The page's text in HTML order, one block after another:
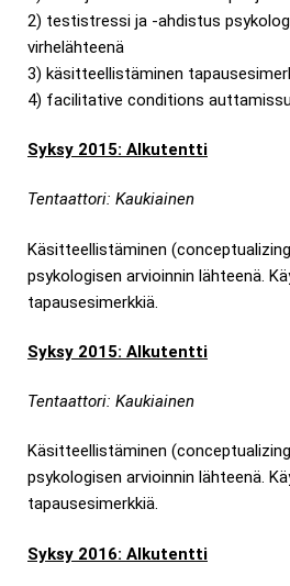
2) testistressi ja -ahdistus
virhelähteenä
3) käsitteellistäminen
4) facilitative conditions
Syksy 2015: Alkutentti
Tentaattori: Kaukiainen
Käsitteellistäminen
psykologisen arvioinnin lähteenä.
tapausesimerkkiä.
Syksy 2015: Alkutentti
Tentaattori: Kaukiainen
Käsitteellistäminen
psykologisen arvioinnin lähteenä.
tapausesimerkkiä.
Syksy 2016: Alkutentti